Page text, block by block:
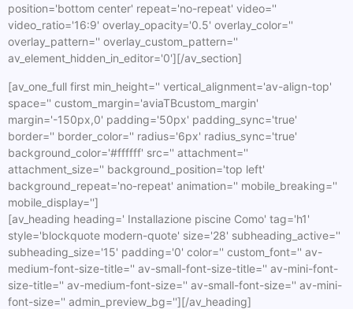
position='bottom center' repeat='no-repeat' video=''
video_ratio='16:9' overlay_opacity='0.5' overlay_color=''
overlay_pattern='' overlay_custom_pattern=''
av_element_hidden_in_editor='0'][/av_section]
[av_one_full first min_height='' vertical_alignment='av-align-top'
space='' custom_margin='aviaTBcustom_margin'
margin='-150px,0' padding='50px' padding_sync='true'
border='' border_color='' radius='6px' radius_sync='true'
background_color='#ffffff' src='' attachment=''
attachment_size='' background_position='top left'
background_repeat='no-repeat' animation='' mobile_breaking=''
mobile_display='']
[av_heading heading=' Installazione piscine Como' tag='h1'
style='blockquote modern-quote' size='28' subheading_active=''
subheading_size='15' padding='0' color='' custom_font='' av-
medium-font-size-title='' av-small-font-size-title='' av-mini-font-
size-title='' av-medium-font-size='' av-small-font-size='' av-mini-
font-size='' admin_preview_bg=''][/av_heading]